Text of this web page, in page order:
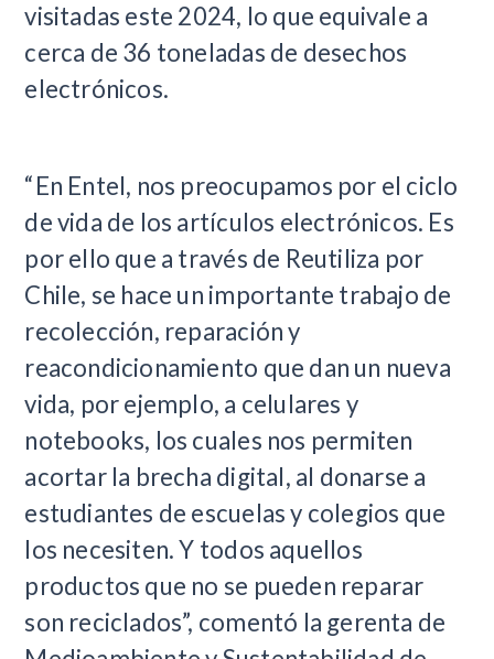
visitadas este 2024, lo que equivale a
cerca de 36 toneladas de desechos
electrónicos.
“En Entel, nos preocupamos por el ciclo
de vida de los artículos electrónicos. Es
por ello que a través de Reutiliza por
Chile, se hace un importante trabajo de
recolección, reparación y
reacondicionamiento que dan un nueva
vida, por ejemplo, a celulares y
notebooks, los cuales nos permiten
acortar la brecha digital, al donarse a
estudiantes de escuelas y colegios que
los necesiten. Y todos aquellos
productos que no se pueden reparar
son reciclados”, comentó la gerenta de